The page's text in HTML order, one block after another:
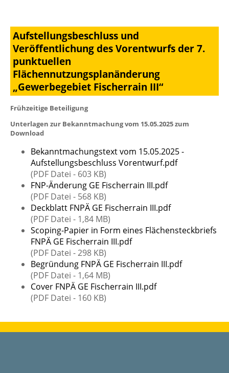
Aufstellungsbeschluss und
Veröffentlichung des Vorentwurfs der 7.
punktuellen
Flächennutzungsplanänderung
„Gewerbegebiet Fischerrain III“
Frühzeitige Beteiligung
Unterlagen zur Bekanntmachung vom 15.05.2025 zum
Download
Bekanntmachungstext vom 15.05.2025 -
Aufstellungsbeschluss Vorentwurf.pdf
(PDF Datei - 603 KB)
FNP-Änderung GE Fischerrain III.pdf
(PDF Datei - 568 KB)
Deckblatt FNPÄ GE Fischerrain III.pdf
(PDF Datei - 1,84 MB)
Scoping-Papier in Form eines Flächensteckbriefs
FNPÄ GE Fischerrain III.pdf
(PDF Datei - 298 KB)
Begründung FNPÄ GE Fischerrain III.pdf
(PDF Datei - 1,64 MB)
Cover FNPÄ GE Fischerrain III.pdf
(PDF Datei - 160 KB)